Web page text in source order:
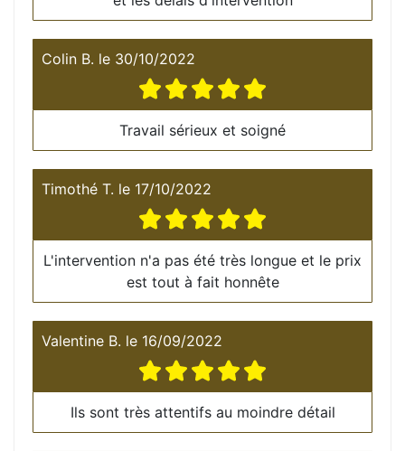
Colin B. le 30/10/2022
Travail sérieux et soigné
Timothé T. le 17/10/2022
L'intervention n'a pas été très longue et le prix
est tout à fait honnête
Valentine B. le 16/09/2022
Ils sont très attentifs au moindre détail